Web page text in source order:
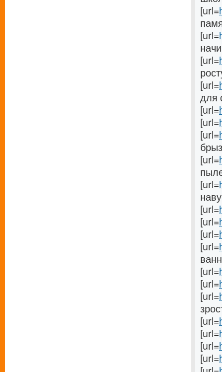
[url=
[url=
[url=
[url=
для
[url=
[url=
[url=
[url=
[url=
[url=
[url=
[url=
[url=
[url=
[url=
[url=
[url=
[url=
[url=
[url=